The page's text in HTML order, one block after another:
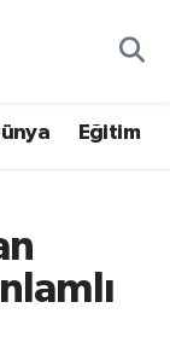
Eğitim